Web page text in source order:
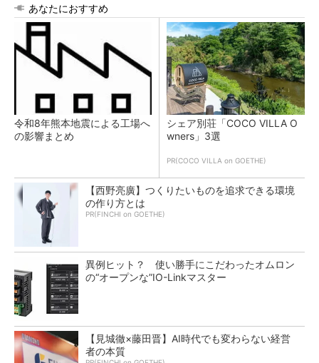
あなたにおすすめ
令和8年熊本地震による工場へ
の影響まとめ
シェア別荘「COCO VILLA O
wners」3選
PR(COCO VILLA on GOETHE)
【西野亮廣】つくりたいものを追求できる環境
の作り方とは
PR(FINCHI on GOETHE)
異例ヒット？ 使い勝手にこだわったオムロン
の“オープンな”IO-Linkマスター
【見城徹×藤田晋】AI時代でも変わらない経営
者の本質